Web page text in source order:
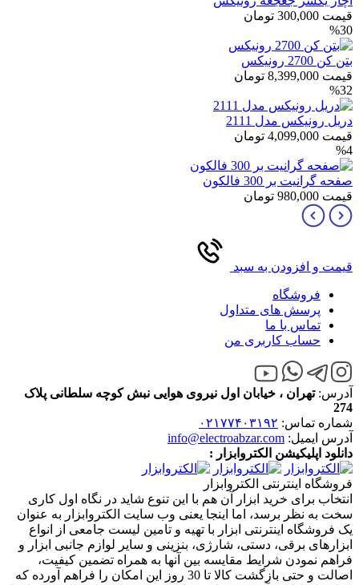
قیمت 300,000 تومان
%30
بتن کن 2700 رونیکس
قیمت 8,399,000 تومان
%32
دریل رونیکس مدل 2111
قیمت 4,099,000 تومان
%4
صفحه گرانیت بر 300 فالکون
قیمت 980,000 تومان
قیمت و افزودن به سبد
فروشگاه
پرسش های متداول
تماس با ما
حساب کاربری من
آدرس:تهران ، خیابان اول نیروی هوایی نبش کوچه سلطانی پلاک
274
شماره تماس: ۰۲۱۷۷۴۰۳۱۹۲
آدرس ایمیل: info@electroabzar.com
دانلود اپلیکیشن الکتروابزار :
فروشگاه اینترنتی الکتروابزار
انتخاب برای خرید ابزار آن هم با این تنوع شاید در نگاه اول کاری
سخت به نظر برسد، اما اینجا یعنی وب سایت الکتروابزار به عنوان
یک فروشگاه اینترنتی ابزار با تهیه و تامین لیست جامعی از انواع
ابزار‌های برقی، دستی، شارژی، بنزینی و سایر لوازم جانبی ابزار و
فراهم نمودن شرایط مقایسه بین آنها به همراه تضمین کیفیت،
اصالت و حتی بازگشت کالا تا 30 روز این امکان را فراهم آورده که